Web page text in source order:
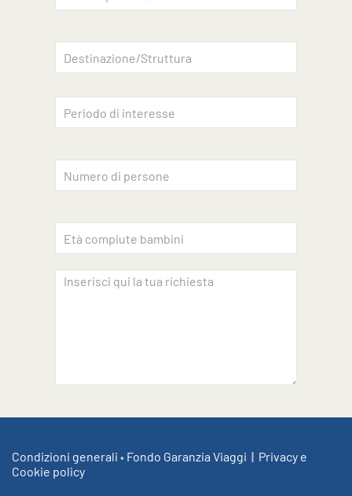
Condizioni generali • Fondo Garanzia Viaggi | Privacy e
Cookie policy